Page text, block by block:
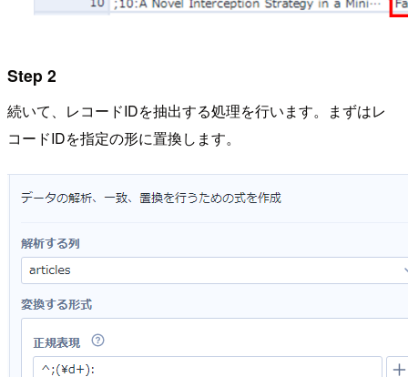
Step 2
続いて、レコードIDを抽出する処理を行います。まずはレ
コードIDを指定の形に置換します。